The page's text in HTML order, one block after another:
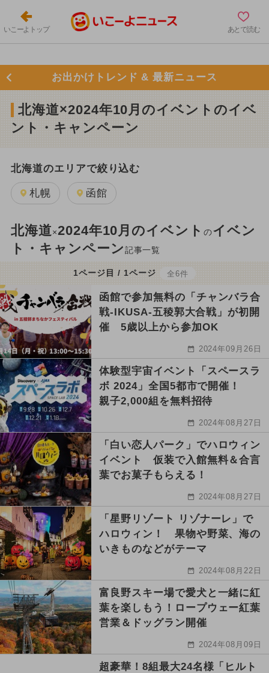
いこーよトップ あとで読む
お出かけトレンド & 最新ニュース
北海道×2024年10月のイベントのイベ
ント・キャンペーン
北海道のエリアで絞り込む
札幌 函館
北海道×2024年10月のイベントのイベン
ト・キャンペーン記事一覧
1ページ目 / 1ページ 全6件
函館で参加無料の「チャンバラ合
戦-IKUSA-五稜郭大合戦」が初開
催 5歳以上から参加OK
2024年09月26日
体験型宇宙イベント「スペースラ
ボ 2024」全国5都市で開催！
親子2,000組を無料招待
2024年08月27日
「白い恋人パーク」でハロウィン
イベント 仮装で入館無料＆合言
葉でお菓子もらえる！
2024年08月27日
「星野リゾート リゾナーレ」で
ハロウィン！ 果物や野菜、海の
いきものなどがテーマ
2024年08月22日
富良野スキー場で愛犬と一緒に紅
葉を楽しもう！ロープウェー紅葉
営業＆ドッグラン開催
2024年08月09日
超豪華！8組最大24名様「ヒルト